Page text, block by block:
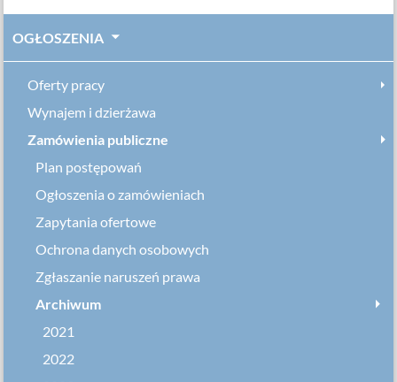
OGŁOSZENIA
Oferty pracy
Wynajem i dzierżawa
Zamówienia publiczne
Plan postępowań
Ogłoszenia o zamówieniach
Zapytania ofertowe
Ochrona danych osobowych
Zgłaszanie naruszeń prawa
Archiwum
2021
2022